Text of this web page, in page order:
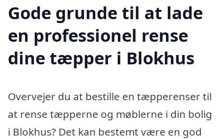
Gode grunde til at lade
en professionel rense
dine tæpper i Blokhus
Overvejer du at bestille en tæpperenser til
at rense tæpperne og møblerne i din bolig
i Blokhus? Det kan bestemt være en god